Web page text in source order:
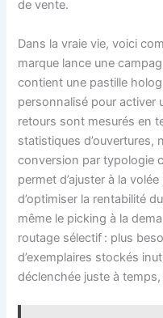
de vente.
Dans la vraie vie, voici
marque lance une
contient une pastille
personnalisé pour activer
retours sont mesurés en
statistiques d’ouvertures,
conversion par typologie
permet d’ajuster à la
d’optimiser la rentabilité
même le picking à la
routage sélectif : plus
d’exemplaires stockés
déclenchée juste à